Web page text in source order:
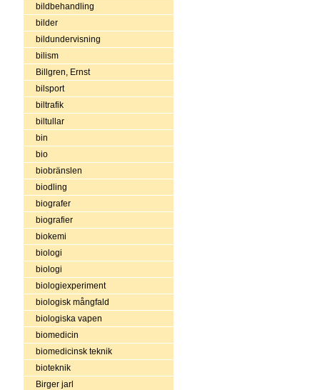
bildbehandling
bilder
bildundervisning
bilism
Billgren, Ernst
bilsport
biltrafik
biltullar
bin
bio
biobränslen
biodling
biografer
biografier
biokemi
biologi
biologi
biologiexperiment
biologisk mångfald
biologiska vapen
biomedicin
biomedicinsk teknik
bioteknik
Birger jarl